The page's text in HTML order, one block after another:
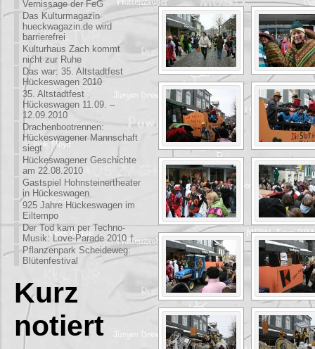
Vernissage der FeG
Das Kulturmagazin
hueckwagazin.de wird
barrierefrei
Kulturhaus Zach kommt
nicht zur Ruhe
Das war: 35. Altstadtfest
Hückeswagen 2010
35. Altstadtfest
Hückeswagen 11.09. –
12.09.2010
Drachenbootrennen:
Hückeswagener Mannschaft
siegt
Hückeswagener Geschichte
am 22.08.2010
Gastspiel Hohnsteinertheater
in Hückeswagen
925 Jahre Hückeswagen im
Eiltempo
Der Tod kam per Techno-
Musik: Love-Parade 2010 †
Pflanzenpark Scheideweg:
Blütenfestival
Kurz
notiert